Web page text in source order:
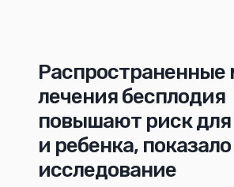
лечения бесплодия
повышают риск
и ребенка,
исследование